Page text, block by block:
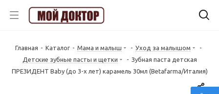
Главная - Каталог - Мама и малыш - Уход за малышом
-
Детские зубные пасты и щетки
- Зубная паста детская
ПРЕЗИДЕНТ Baby (до 3-х лет) карамель 30мл (Betafarma/Италия)